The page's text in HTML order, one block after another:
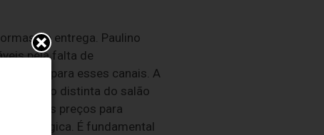
de entrega. Paulino
pela falta de
para esses canais. A
negócio distinta do salão
seus preços para
estratégica. É fundamental